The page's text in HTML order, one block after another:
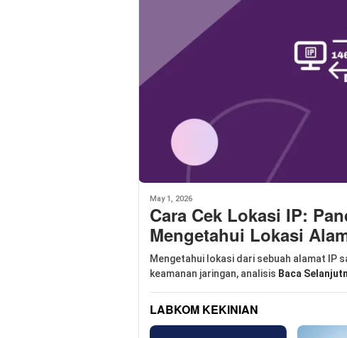
May 1, 2026
Cara Cek Lokasi IP:
Mengetahui Lokasi
Mengetahui lokasi dari sebuah alamat IP
keamanan jaringan, analisis Baca
LABKOM KEKINIAN